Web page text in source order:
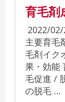
育毛剤
2022/
主要育毛
毛剤イク
果・効能
毛促進 /
の脱毛 …